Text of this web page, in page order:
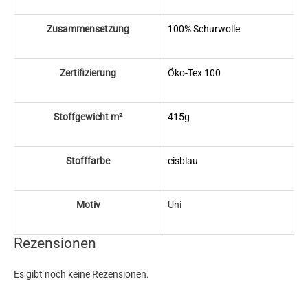
Zusammensetzung 100% Schurwolle
Zertifizierung Öko-Tex 100
Stoffgewicht m² 415g
Stofffarbe eisblau
Motiv Uni
Rezensionen
Es gibt noch keine Rezensionen.